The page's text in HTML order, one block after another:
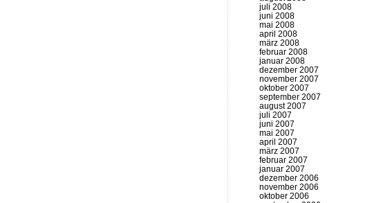
juli 2008
juni 2008
mai 2008
april 2008
märz 2008
februar 2008
januar 2008
dezember 2007
november 2007
oktober 2007
september 2007
august 2007
juli 2007
juni 2007
mai 2007
april 2007
märz 2007
februar 2007
januar 2007
dezember 2006
november 2006
oktober 2006